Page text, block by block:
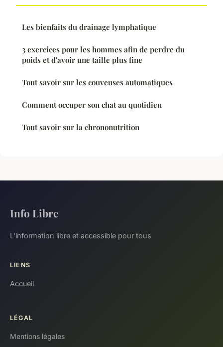
Les bienfaits du drainage lymphatique
3 exercices pour les hommes afin de perdre du
poids et d'avoir une taille plus fine
Tout savoir sur les couveuses automatiques
Comment occuper son chat au quotidien
Tout savoir sur la chrononutrition
Info Libre
L'information libre et accessible pour tous
LIENS
Accueil
LÉGAL
Mentions légales